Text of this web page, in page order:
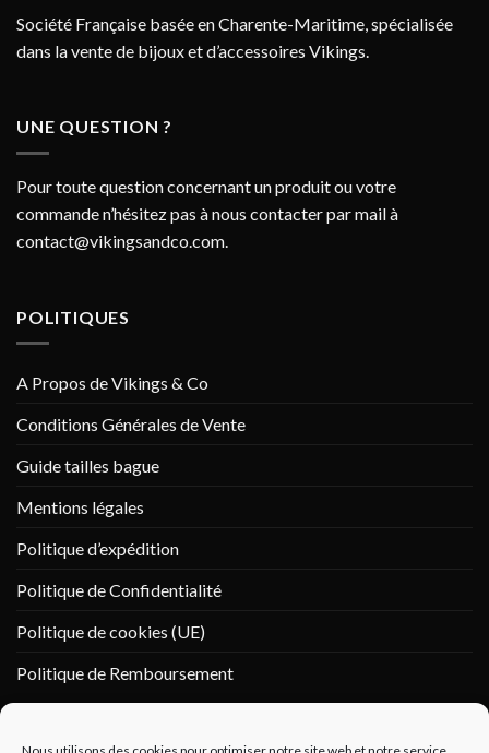
Société Française basée en Charente-Maritime, spécialisée
dans la vente de bijoux et d’accessoires Vikings.
UNE QUESTION ?
Pour toute question concernant un produit ou votre
commande n’hésitez pas à nous contacter par mail à
contact@vikingsandco.com.
POLITIQUES
A Propos de Vikings & Co
Conditions Générales de Vente
Guide tailles bague
Mentions légales
Politique d’expédition
Politique de Confidentialité
Politique de cookies (UE)
Politique de Remboursement